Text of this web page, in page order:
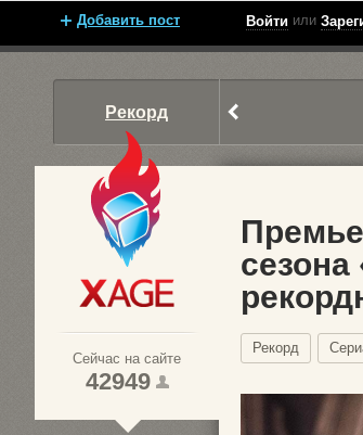
Добавить пост Войти или
Рекорд
Сейчас на сайте
42949
Рекорд